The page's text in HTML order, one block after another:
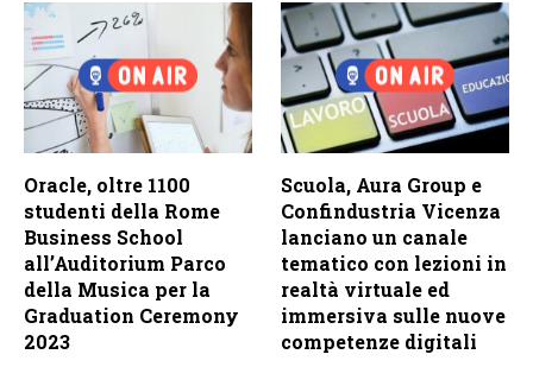
Oracle, oltre 1100
studenti della Rome
Business School
all’Auditorium Parco
della Musica per la
Graduation Ceremony
2023
Scuola, Aura Group e
Confindustria Vicenza
lanciano un canale
tematico con lezioni in
realtà virtuale ed
immersiva sulle nuove
competenze digitali